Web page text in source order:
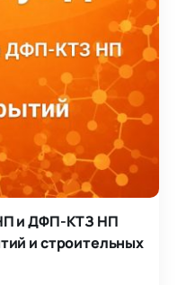
и ДФП-КТЗ НП
и строительных